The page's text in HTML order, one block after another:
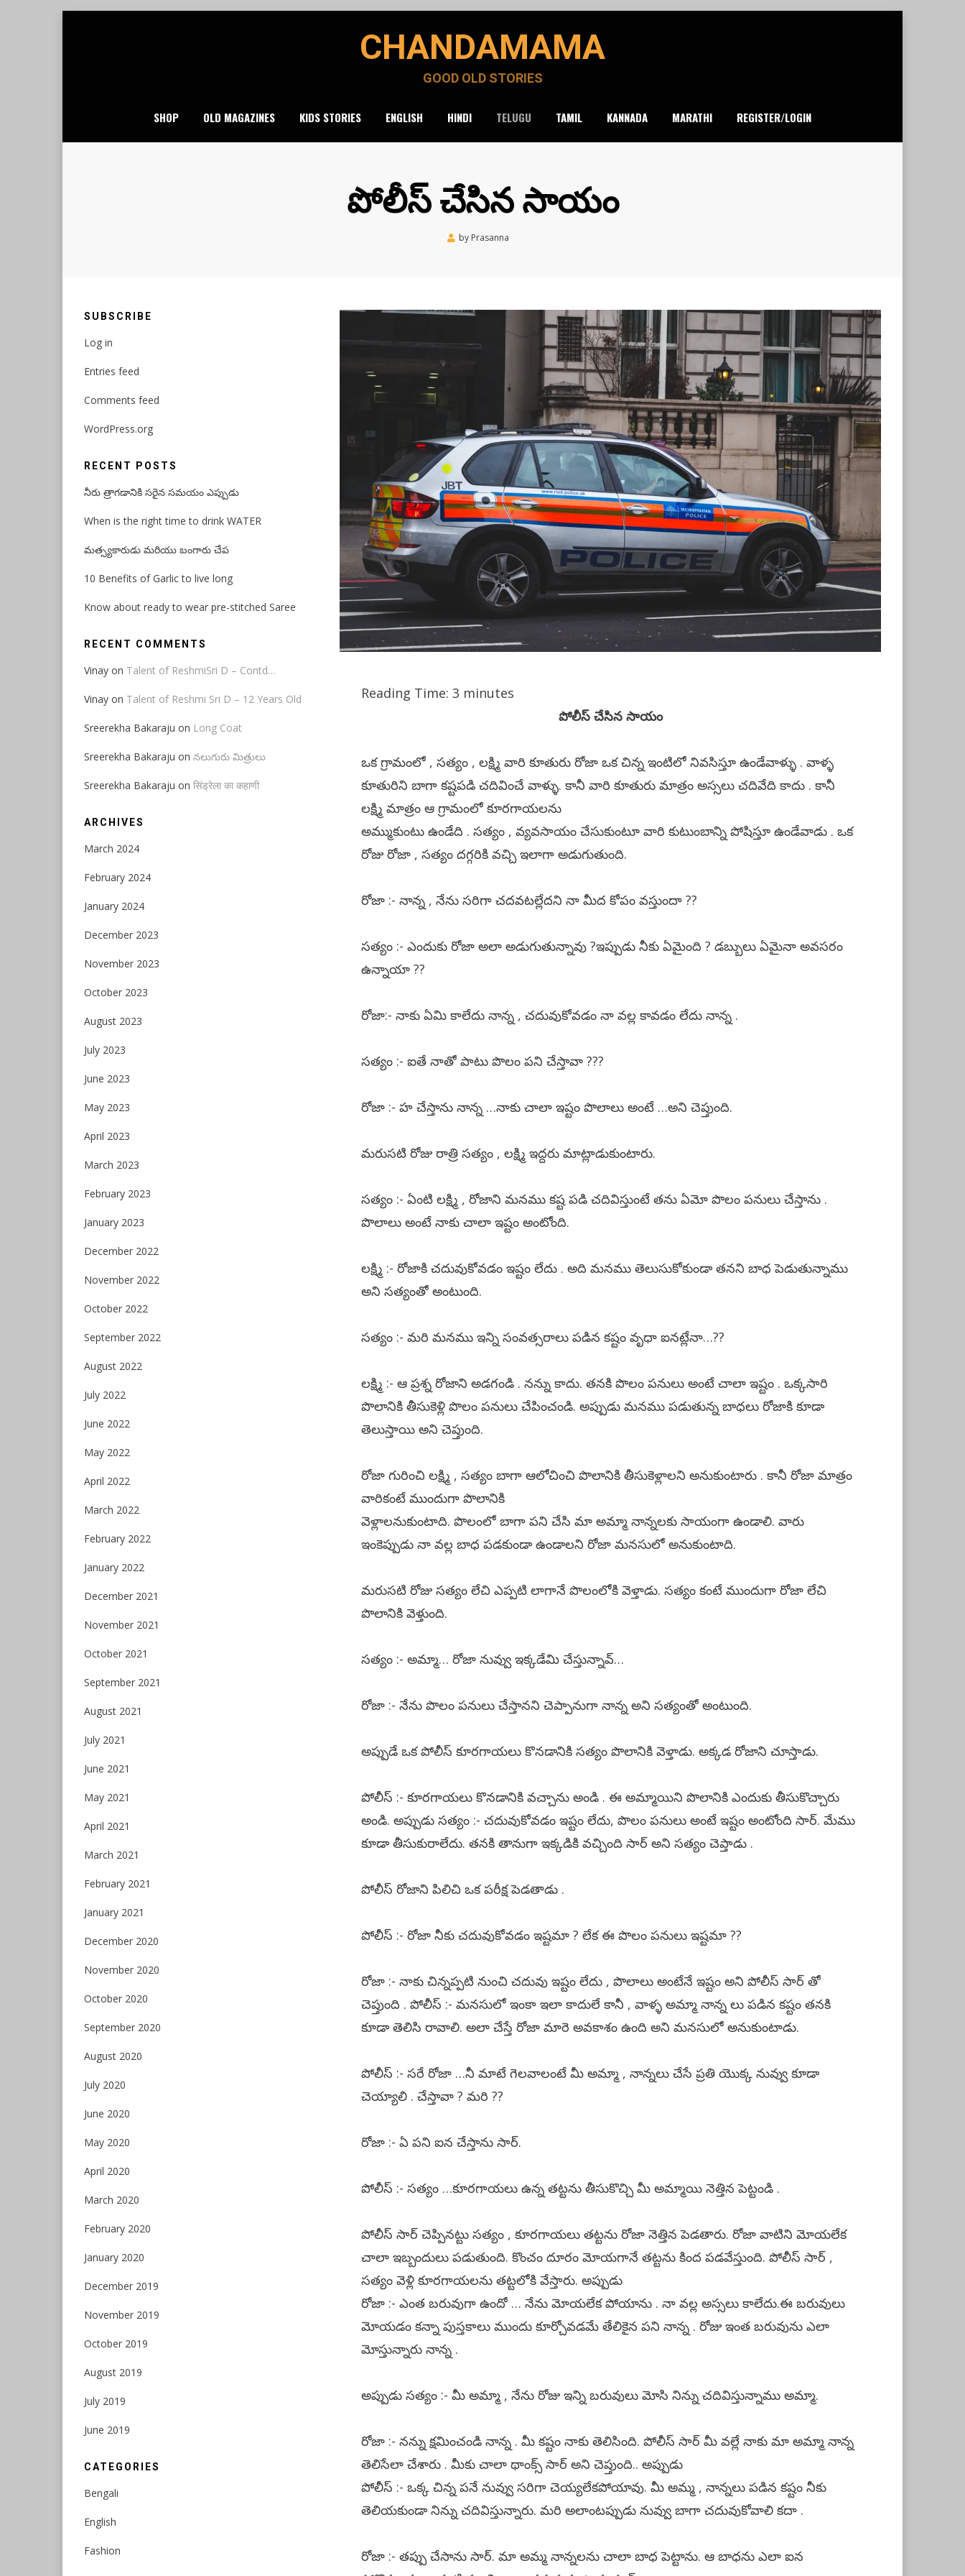
CHANDAMAMA
GOOD OLD STORIES
SHOP OLD MAGAZINES KIDS STORIES ENGLISH HINDI TELUGU TAMIL KANNADA MARATHI REGISTER/LOGIN
పోలీస్ చేసిన సాయం
by Prasanna
Reading Time:3 minutes
పోలీస్ చేసిన సాయం
ఒక గ్రామంలో , సత్యం , లక్ష్మి వారి కూతురు రోజా ఒక చిన్న ఇంటిలో నివసిస్తూ ఉండేవాళ్ళు . వాళ్ళ
కూతురిని బాగా కష్టపడి చదివించే వాళ్ళు. కానీ వారి కూతురు మాత్రం అస్సలు చదివేది కాదు . కానీ
లక్ష్మి మాత్రం ఆ గ్రామంలో కూరగాయలను
అమ్ముకుంటు ఉండేది . సత్యం , వ్యవసాయం చేసుకుంటూ వారి కుటుంబాన్ని పోషిస్తూ ఉండేవాడు . ఒక
రోజు రోజా , సత్యం దగ్గరికి వచ్చి ఇలాగా అడుగుతుంది.
రోజా :- నాన్న , నేను సరిగా చదవటల్లేదని నా మీద కోపం వస్తుందా ??
సత్యం :- ఎందుకు రోజా అలా అడుగుతున్నావు ?ఇప్పుడు నీకు ఏమైంది ? డబ్బులు ఏమైనా అవసరం
ఉన్నాయా ??
రోజా:- నాకు ఏమి కాలేదు నాన్న , చదువుకోవడం నా వల్ల కావడం లేదు నాన్న .
సత్యం :- ఐతే నాతో పాటు పొలం పని చేస్తావా ???
రోజా :- హ చేస్తాను నాన్న …నాకు చాలా ఇష్టం పొలాలు అంటే …అని చెప్తుంది.
మరుసటి రోజు రాత్రి సత్యం , లక్ష్మి ఇద్దరు మాట్లాడుకుంటారు.
సత్యం :- ఏంటి లక్ష్మి , రోజాని మనము కష్ట పడి చదివిస్తుంటే తను ఏమో పొలం పనులు చేస్తాను .
పొలాలు అంటే నాకు చాలా ఇష్టం అంటోంది.
లక్ష్మి :- రోజాకి చదువుకోవడం ఇష్టం లేదు . అది మనము తెలుసుకోకుండా తనని బాధ పెడుతున్నాము
అని సత్యంతో అంటుంది.
సత్యం :- మరి మనము ఇన్ని సంవత్సరాలు పడిన కష్టం వృధా ఐనట్లేనా…??
లక్ష్మి :- ఆ ప్రశ్న రోజాని అడగండి . నన్ను కాదు. తనకి పొలం పనులు అంటే చాలా ఇష్టం . ఒక్కసారి
పొలానికి తీసుకెళ్లి పొలం పనులు చేపించండి. అప్పుడు మనము పడుతున్న బాధలు రోజాకి కూడా
తెలుస్తాయి అని చెప్తుంది.
రోజా గురించి లక్ష్మి , సత్యం బాగా ఆలోచించి పొలానికి తీసుకెళ్లాలని అనుకుంటారు . కానీ రోజా మాత్రం
వారికంటే ముందుగా పొలానికి
వెళ్లాలనుకుంటాది. పొలంలో బాగా పని చేసి మా అమ్మా నాన్నలకు సాయంగా ఉండాలి. వారు
ఇంకెప్పుడు నా వల్ల బాధ పడకుండా ఉండాలని రోజా మనసులో అనుకుంటాది.
మరుసటి రోజు సత్యం లేచి ఎప్పటి లాగానే పొలంలోకి వెళ్తాడు. సత్యం కంటే ముందుగా రోజా లేచి
పొలానికి వెళ్తుంది.
సత్యం :- అమ్మా… రోజా నువ్వు ఇక్కడేమి చేస్తున్నావ్…
రోజా :- నేను పొలం పనులు చేస్తానని చెప్పానుగా నాన్న అని సత్యంతో అంటుంది.
అప్పుడే ఒక పోలీస్ కూరగాయలు కొనడానికి సత్యం పొలానికి వెళ్తాడు. అక్కడ రోజాని చూస్తాడు.
పోలీస్ :- కూరగాయలు కొనడానికి వచ్చాను అండి . ఈ అమ్మాయిని పొలానికి ఎందుకు తీసుకొచ్చారు
అండి. అప్పుడు సత్యం :- చదువుకోవడం ఇష్టం లేదు, పొలం పనులు అంటే ఇష్టం అంటోంది సార్. మేము
కూడా తీసుకురాలేదు. తనకి తానుగా ఇక్కడికి వచ్చింది సార్ అని సత్యం చెప్తాడు .
పోలీస్ రోజాని పిలిచి ఒక పరీక్ష పెడతాడు .
పోలీస్ :- రోజా నీకు చదువుకోవడం ఇష్టమా ? లేక ఈ పొలం పనులు ఇష్టమా ??
రోజా :- నాకు చిన్నప్పటి నుంచి చదువు ఇష్టం లేదు , పొలాలు అంటేనే ఇష్టం అని పోలీస్ సార్ తో
చెప్తుంది . పోలీస్ :- మనసులో ఇంకా ఇలా కాదులే కానీ , వాళ్ళ అమ్మా నాన్న లు పడిన కష్టం తనకి
కూడా తెలిసి రావాలి. అలా చేస్తే రోజా మారె అవకాశం ఉంది అని మనసులో అనుకుంటాడు.
పోలీస్ :- సరే రోజా …నీ మాటే గెలవాలంటే మీ అమ్మా , నాన్నలు చేసే ప్రతి యొక్క నువ్వు కూడా
చెయ్యాలి . చేస్తావా ? మరి ??
రోజా :- ఏ పని ఐన చేస్తాను సార్.
పోలీస్ :- సత్యం …కూరగాయలు ఉన్న తట్టను తీసుకొచ్చి మీ అమ్మాయి నెత్తిన పెట్టండి .
పోలీస్ సార్ చెప్పినట్టు సత్యం , కూరగాయలు తట్టను రోజా నెత్తిన పెడతారు. రోజా వాటిని మోయలేక
చాలా ఇబ్బందులు పడుతుంది. కొంచం దూరం మోయగానే తట్టను కింద పడవేస్తుంది. పోలీస్ సార్ ,
సత్యం వెళ్లి కూరగాయలను తట్టలోకి వేస్తారు. అప్పుడు
రోజా :- ఎంత బరువుగా ఉందో … నేను మోయలేక పోయాను . నా వల్ల అస్సలు కాలేదు.ఈ బరువులు
మోయడం కన్నా పుస్తకాలు ముందు కూర్చోవడమే తేలికైన పని నాన్న . రోజు ఇంత బరువును ఎలా
మోస్తున్నారు నాన్న .
అప్పుడు సత్యం :- మీ అమ్మా , నేను రోజు ఇన్ని బరువులు మోసి నిన్ను చదివిస్తున్నాము అమ్మా.
రోజా :- నన్ను క్షమించండి నాన్న . మీ కష్టం నాకు తెలిసింది. పోలీస్ సార్ మీ వల్లే నాకు మా అమ్మా నాన్న
తెలిసేలా చేశారు . మీకు చాలా థాంక్స్ సార్ అని చెప్తుంది.. అప్పుడు
పోలీస్ :- ఒక్క చిన్న పనే నువ్వు సరిగా చెయ్యలేకపోయావు. మీ అమ్మ , నాన్నలు పడిన కష్టం నీకు
తెలియకుండా నిన్ను చదివిస్తున్నారు. మరి అలాంటప్పుడు నువ్వు బాగా చదువుకోవాలి కదా .
రోజా :- తప్పు చేసాను సార్. మా అమ్మ నాన్నలను చాలా బాధ పెట్టాను. ఆ బాధను ఎలా ఐన
SUBSCRIBE
Log in
Entries feed
Comments feed
WordPress.org
RECENT POSTS
నీరు త్రాగడానికి సరైన సమయం ఎప్పుడు
When is the right time to drink WATER
మత్స్యకారుడు మరియు బంగారు చేప
10 Benefits of Garlic to live long
Know about ready to wear pre-stitched Saree
RECENT COMMENTS
Vinay on Talent of ReshmiSri D – Contd…
Vinay on Talent of Reshmi Sri D – 12 Years Old
Sreerekha Bakaraju on Long Coat
Sreerekha Bakaraju on నలుగురు మిత్రులు
Sreerekha Bakaraju on सिंड्रेला का कहाणी
ARCHIVES
March 2024
February 2024
January 2024
December 2023
November 2023
October 2023
August 2023
July 2023
June 2023
May 2023
April 2023
March 2023
February 2023
January 2023
December 2022
November 2022
October 2022
September 2022
August 2022
July 2022
June 2022
May 2022
April 2022
March 2022
February 2022
January 2022
December 2021
November 2021
October 2021
September 2021
August 2021
July 2021
June 2021
May 2021
April 2021
March 2021
February 2021
January 2021
December 2020
November 2020
October 2020
September 2020
August 2020
July 2020
June 2020
May 2020
April 2020
March 2020
February 2020
January 2020
December 2019
November 2019
October 2019
August 2019
July 2019
June 2019
CATEGORIES
Bengali
English
Fashion